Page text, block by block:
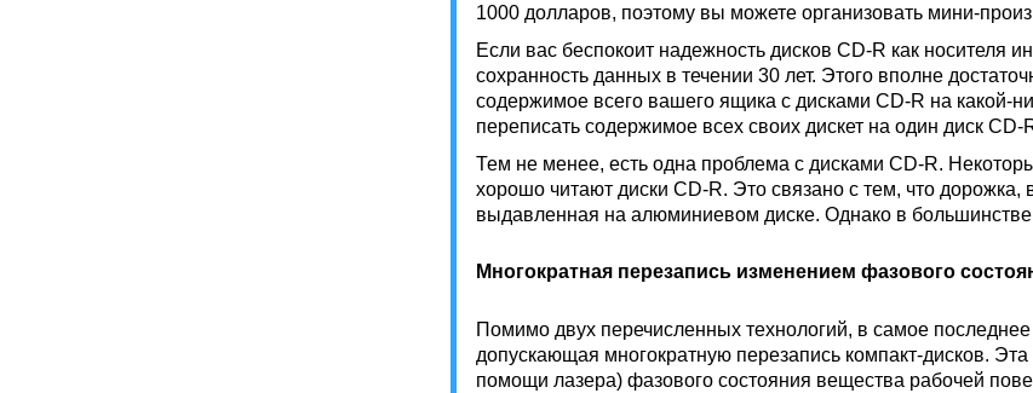
1000 долларов, поэтому вы можете организовать мини-
Если вас беспокоит надежность дисков CD-R как носителя
сохранность данных в течении 30 лет. Этого вполне
содержимое всего вашего ящика с дисками CD-R на какой-
переписать содержимое всех своих дискет на один диск CD-
Тем не менее, есть одна проблема с дисками CD-R.
хорошо читают диски CD-R. Это связано с тем, что
выдавленная на алюминиевом диске. Однако в большинстве
Многократная перезапись изменением фазового
Помимо двух перечисленных технологий, в самое
допускающая многократную перезапись компакт-дисков.
помощи лазера) фазового состояния вещества рабочей